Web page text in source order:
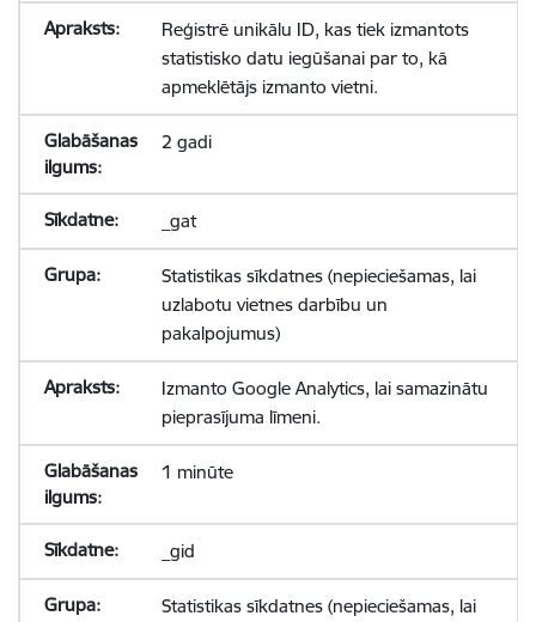
Reģistrē unikālu ID, kas tiek izmantots
statistisko datu iegūšanai par to, kā
apmeklētājs izmanto vietni.
2 gadi
_gat
Statistikas sīkdatnes (nepieciešamas, lai
uzlabotu vietnes darbību un
pakalpojumus)
Izmanto Google Analytics, lai samazinātu
pieprasījuma līmeni.
1 minūte
_gid
Statistikas sīkdatnes (nepieciešamas, lai